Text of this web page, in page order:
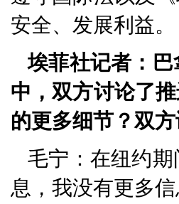
安全、发展利益。
埃菲社记者：
中，双方讨论了
的更多细节？双
毛宁：在纽约
息，我没有更多信